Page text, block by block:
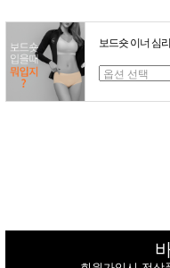
보드숏 이너 심